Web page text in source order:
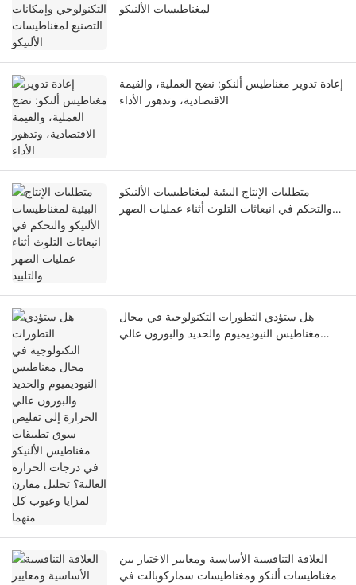
لمغناطيسات الألنيكو
إعادة تدوير مغناطيس ألنكو: نضج العملية، والقيمة
الاقتصادية، وتدهور الأداء
متطلبات الإنتاج البيئية لمغناطيسات الألنيكو
والتحكم في انبعاثات التلوث أثناء عمليات الصهر
هل ستؤدي التطورات التكنولوجية في مجال
مغناطيس النيوديميوم والحديد والبورون عالي
العلاقة التنافسية الأساسية ومعايير الاختيار بين
مغناطيسات ألنكو ومغناطيسات سماركوبالت في